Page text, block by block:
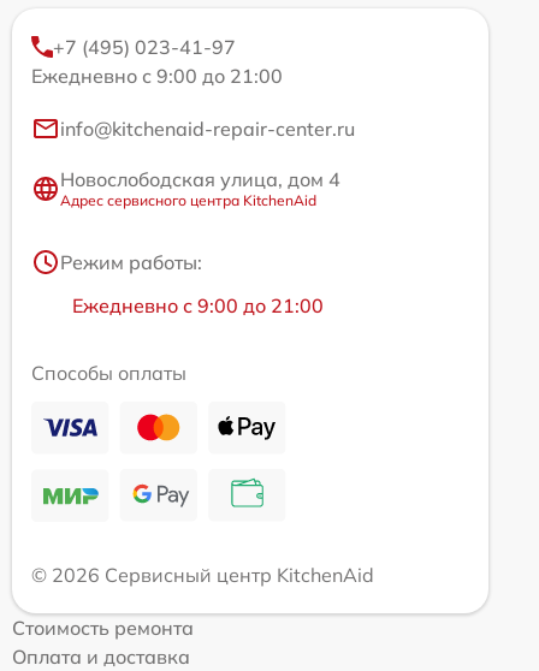
+7 (495) 023-41-97
Ежедневно с 9:00 до 21:00
info@kitchenaid-repair-center.ru
Новослободская улица, дом 4
Адрес сервисного центра KitchenAid
Режим работы:
Ежедневно с 9:00 до 21:00
Способы оплаты
© 2026 Сервисный центр KitchenAid
Стоимость ремонта
Оплата и доставка